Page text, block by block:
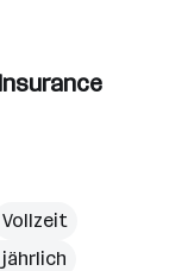
Vollzeit